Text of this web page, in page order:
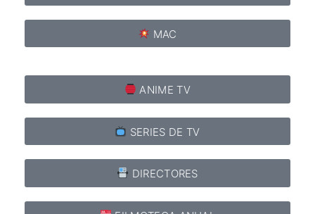
MAC
ANIME TV
SERIES DE TV
DIRECTORES